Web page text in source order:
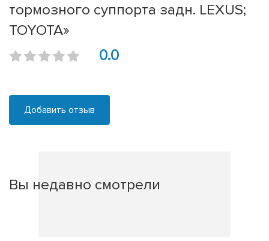
тормозного суппорта задн. LEXUS;
TOYOTA»
0.0
Добавить отзыв
Вы недавно смотрели